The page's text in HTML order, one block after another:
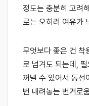
정도는 충분히 고려
로는 오히려 여유가
무엇보다 좋은 건 착
로 넘겨도 되는데,
꺼낼 수 있어서 동선
번 내려놓는 번거로